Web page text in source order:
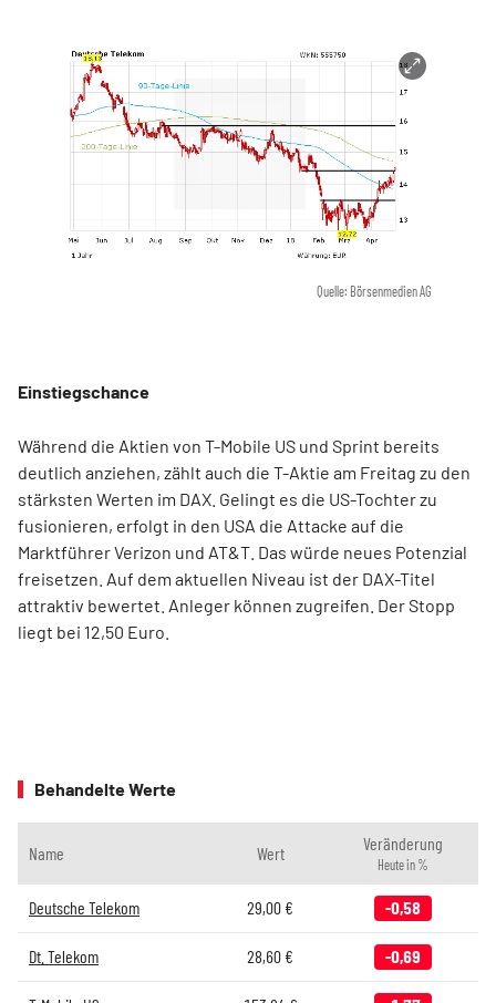
Quelle: Börsenmedien AG
Einstiegschance
Während die Aktien von T-Mobile US und Sprint bereits
deutlich anziehen, zählt auch die T-Aktie am Freitag zu den
stärksten Werten im DAX. Gelingt es die US-Tochter zu
fusionieren, erfolgt in den USA die Attacke auf die
Marktführer Verizon und AT&T. Das würde neues Potenzial
freisetzen. Auf dem aktuellen Niveau ist der DAX-Titel
attraktiv bewertet. Anleger können zugreifen. Der Stopp
liegt bei 12,50 Euro.
Behandelte Werte
Name Wert Veränderung
Heute in %
Deutsche Telekom 29,00 € -0,58
Dt. Telekom 28,60 € -0,69